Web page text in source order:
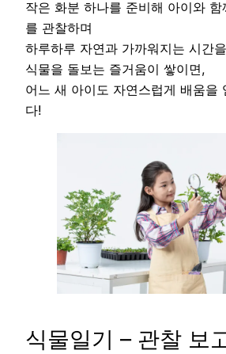
작은 화분 하나를 준비해 아이와
를 관찰하며
하루하루 자연과 가까워지는 시간
식물을 돌보는 즐거움이 쌓이면,
어느 새 아이도 자연스럽게 배움을
다!
식물일기 – 관찰 보